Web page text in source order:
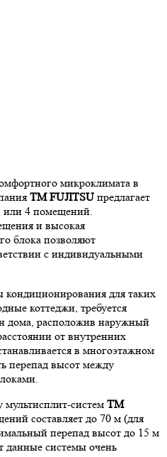
микроклимата в
ТМ FUJITSU предлагает
или 4 помещений.
и высокая
блока позволяют
с индивидуальными
для таких
коттеджи, требуется
дома, расположив наружный
от внутренних
в многоэтажном
перепад высот между
систем ТМ
составляет до 70 м (для
перепад высот до 15 м
данные системы очень